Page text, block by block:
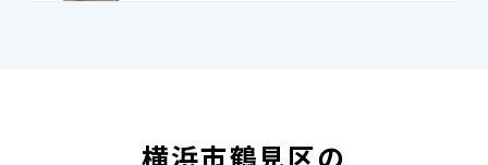
横浜市鶴見区の